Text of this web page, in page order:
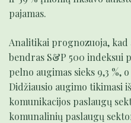
pajamas.
Analitikai prognozuoja,
bendras S&P 500 indeksui
pelno augimas sieks 9,3 %,
Didžiausio augimo tikimasi
komunikacijos paslaugų
komunalinių paslaugų